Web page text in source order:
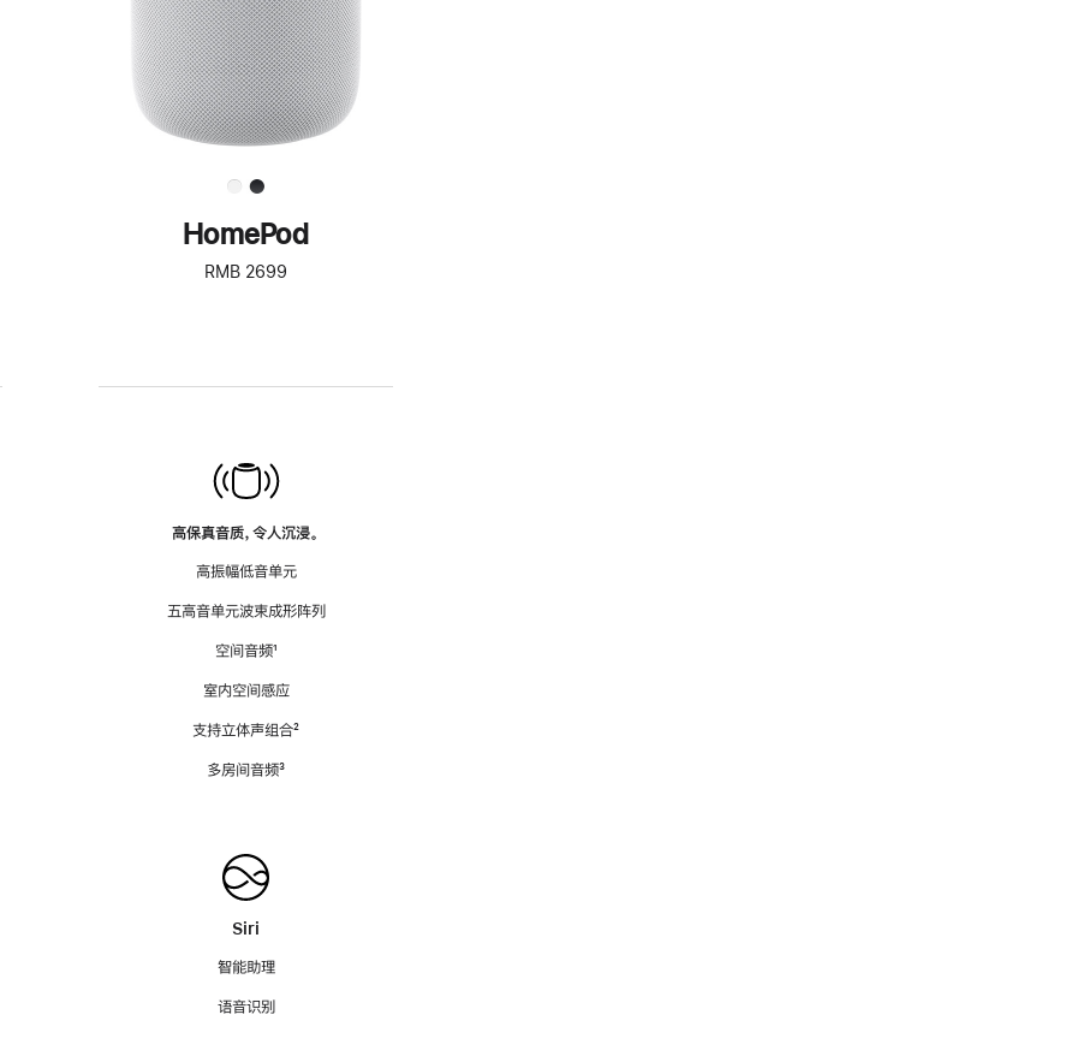
HomePod
RMB 2699
高保真音质，令人沉浸。
高振幅低音单元
五高音单元波束成形阵列
空间音频脚
¹
室内空间感应
支持立体声组合脚
²
多房间音频脚
³
Siri
智能助理
语音识别